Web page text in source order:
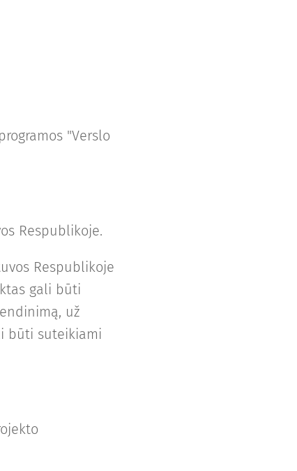
"Verslo
Respublikoje.
Respublikoje
gali būti
už
būti suteikiami